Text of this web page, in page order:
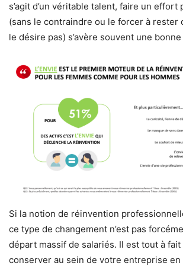
s’agit d’un véritable talent, faire un
(sans le contraindre ou le forcer à rester
le désire pas) s’avère souvent une
Si la notion de réinvention
ce type de changement n’est pas
départ massif de salariés. Il est tout à
conserver au sein de votre entreprise